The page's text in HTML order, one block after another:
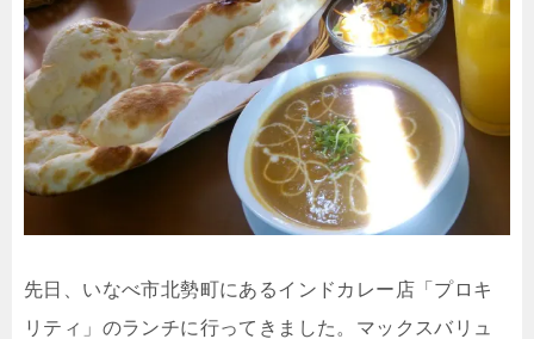
先日、いなべ市北勢町にあるインドカレー店「プロキ
リティ」のランチに行ってきました。マックスバリュ